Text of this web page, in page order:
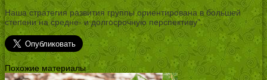
Наша стратегия развития группы ориентирована в большей
степени на средне- и долгосрочную перспективу”.
Похожие материалы